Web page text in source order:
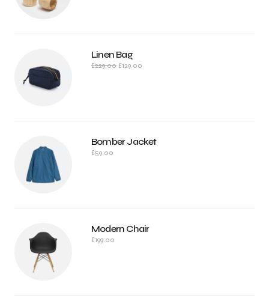
Linen Bag
£229.00 £129.00
Bomber Jacket
£59.00
Modern Chair
£199.00